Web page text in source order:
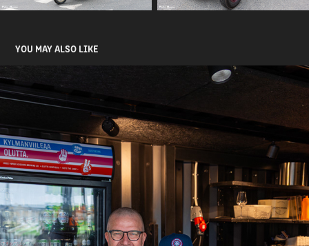
YOU MAY ALSO LIKE